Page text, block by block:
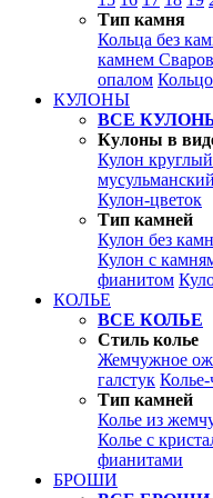
Тип камня
Кольца без
камнем
опалом
КУЛОНЫ
ВСЕ
Кулоны в
Кулон круглый
мусульманский
Кулон-цветок
Тип камней
Кулон без
Кулон с
фианитом
КОЛЬЕ
ВСЕ КОЛЬЕ
Стиль колье
Жемчужное
галстук Колье-
Тип камней
Колье из
Колье с
фианитами
БРОШИ